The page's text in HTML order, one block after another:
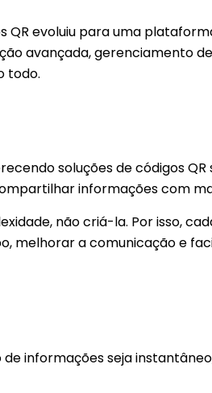
QR evoluiu para uma
avançada, gerenciamento
todo.
soluções de códigos QR
informações com
não criá-la. Por isso,
melhorar a comunicação e
informações seja